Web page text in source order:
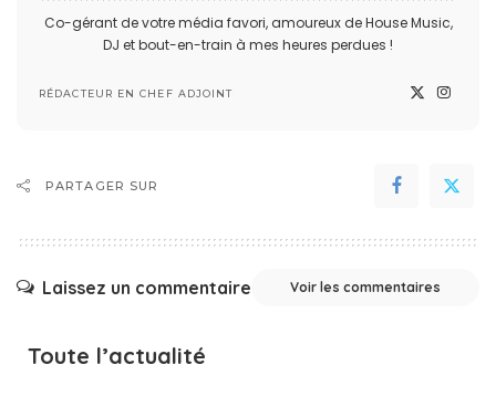
Co-gérant de votre média favori, amoureux de House Music,
DJ et bout-en-train à mes heures perdues !
RÉDACTEUR EN CHEF ADJOINT
PARTAGER SUR
Laissez un commentaire Voir les commentaires
Toute l’actualité